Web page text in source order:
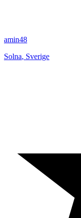
amin48
Solna, Sverige